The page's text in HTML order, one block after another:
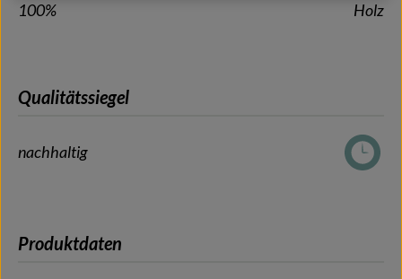
100% Holz
Qualitätssiegel
nachhaltig
Produktdaten